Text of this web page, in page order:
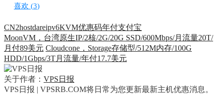
喜欢 (3)
CN2hostdareipv6KVM优惠码年付支付宝
MoonVM，台湾原生IP/2核/2G/20G SSD/600Mbps/月流量20T/
月付89美元 Cloudcone，Storage存储型/512M内存/100G
HDD/1Gbps/3T月流量/年付17.7美元
关于作者： VPS日报
VPS日报 | VPSRB.COM将日常为您更新最新主机优惠消息。